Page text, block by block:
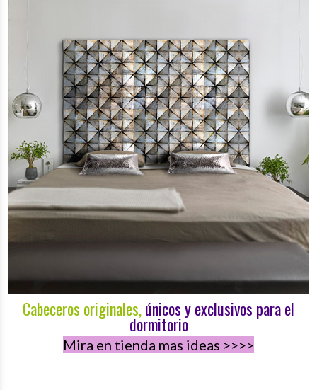
Cabeceros originales,únicos y exclusivos para el
dormitorio
Mira en tienda mas ideas >>>>